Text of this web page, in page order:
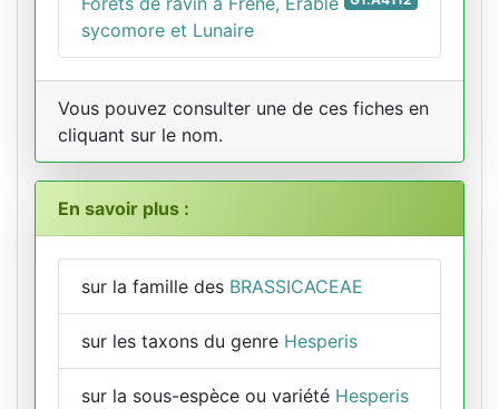
sycomore et Lunaire
Vous pouvez consulter une de ces fiches en
cliquant sur le nom.
En savoir plus :
sur la famille des BRASSICACEAE
sur les taxons du genre Hesperis
sur la sous-espèce ou variété Hesperis